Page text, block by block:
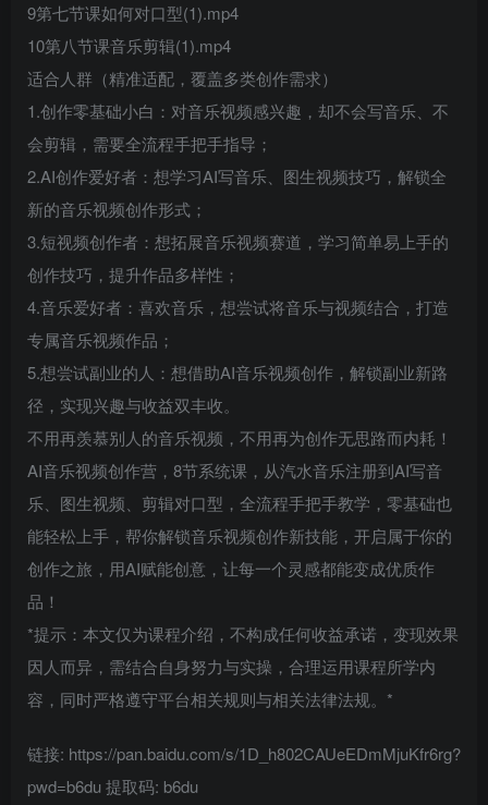
9第七节课如何对口型(1).mp4
10第八节课音乐剪辑(1).mp4
适合人群（精准适配，覆盖多类创作需求）
1.创作零基础小白：对音乐视频感兴趣，却不会写音乐、不
会剪辑，需要全流程手把手指导；
2.AI创作爱好者：想学习AI写音乐、图生视频技巧，解锁全
新的音乐视频创作形式；
3.短视频创作者：想拓展音乐视频赛道，学习简单易上手的
创作技巧，提升作品多样性；
4.音乐爱好者：喜欢音乐，想尝试将音乐与视频结合，打造
专属音乐视频作品；
5.想尝试副业的人：想借助AI音乐视频创作，解锁副业新路
径，实现兴趣与收益双丰收。
不用再羡慕别人的音乐视频，不用再为创作无思路而内耗！
AI音乐视频创作营，8节系统课，从汽水音乐注册到AI写音
乐、图生视频、剪辑对口型，全流程手把手教学，零基础也
能轻松上手，帮你解锁音乐视频创作新技能，开启属于你的
创作之旅，用AI赋能创意，让每一个灵感都能变成优质作
品！
*提示：本文仅为课程介绍，不构成任何收益承诺，变现效果
因人而异，需结合自身努力与实操，合理运用课程所学内
容，同时严格遵守平台相关规则与相关法律法规。*
链接: https://pan.baidu.com/s/1D_h802CAUeEDmMjuKfr6rg?
pwd=b6du 提取码: b6du